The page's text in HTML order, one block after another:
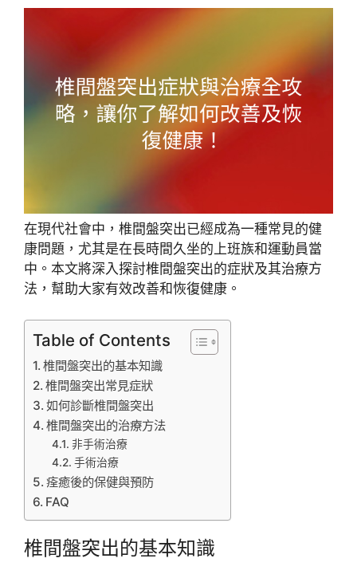
在現代社會中，椎間盤突出已經成為一種常見的健
康問題，尤其是在長時間久坐的上班族和運動員當
中。本文將深入探討椎間盤突出的症狀及其治療方
法，幫助大家有效改善和恢復健康。
Table of Contents
椎間盤突出的基本知識
椎間盤突出常見症狀
如何診斷椎間盤突出
椎間盤突出的治療方法
非手術治療
手術治療
痊癒後的保健與預防
FAQ
椎間盤突出的基本知識